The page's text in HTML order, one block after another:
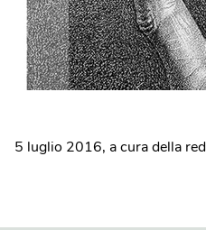
5 luglio 2016, a cura della